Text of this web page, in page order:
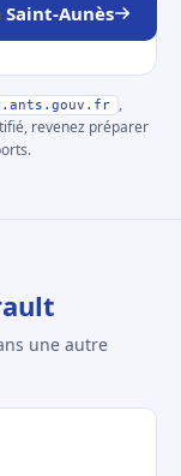
Aunès
,
revenez préparer
une autre